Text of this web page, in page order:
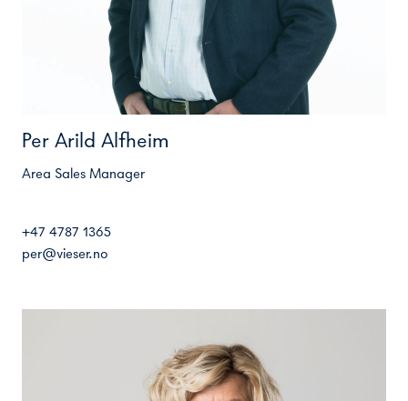
Per Arild Alfheim
Area Sales Manager
+47 4787 1365
per@vieser.no